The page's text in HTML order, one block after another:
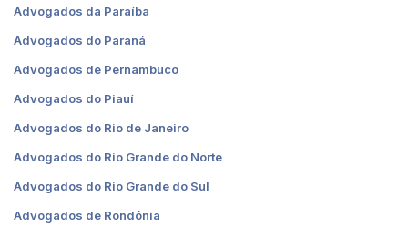
Advogados da Paraíba
Advogados do Paraná
Advogados de Pernambuco
Advogados do Piauí
Advogados do Rio de Janeiro
Advogados do Rio Grande do Norte
Advogados do Rio Grande do Sul
Advogados de Rondônia